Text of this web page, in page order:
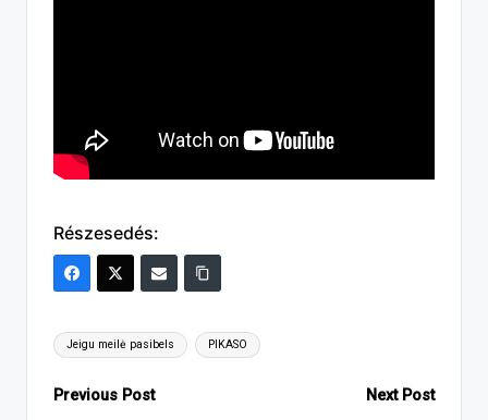
Részesedés:
Tags:
Jeigu meilė pasibels PIKASO
Post
Previous Post Next Post